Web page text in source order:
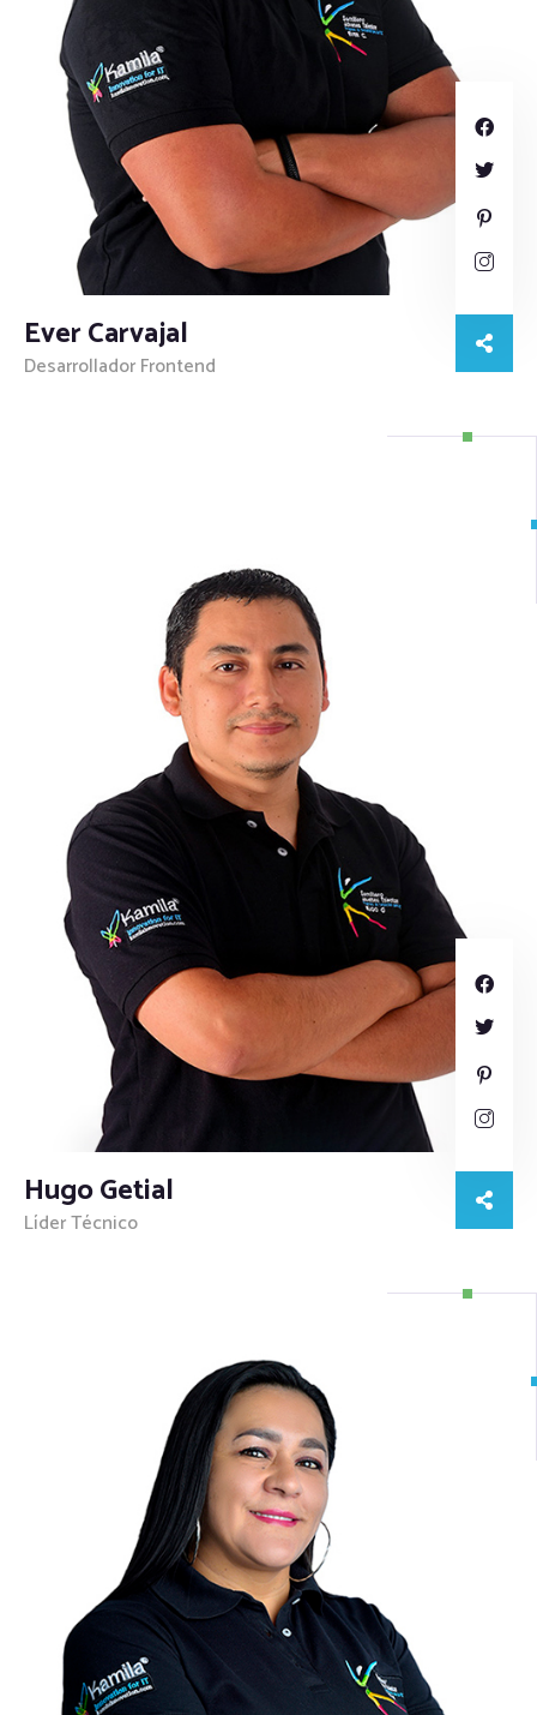
Ever Carvajal
Desarrollador Frontend
Hugo Getial
Líder Técnico